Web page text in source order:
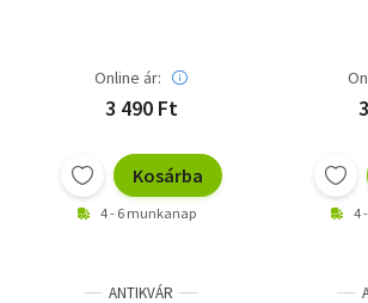
Online ár:
3 490 Ft
Kosárba
4 - 6 munkanap 4
ANTIKVÁR